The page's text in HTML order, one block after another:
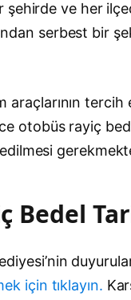
ve her
serbest bir
araçlarının
otobüs rayiç
edilmesi
Bedel
için tıklayın.